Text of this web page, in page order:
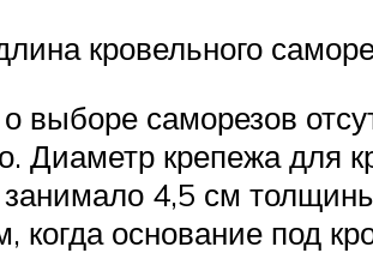
кровельного
выборе саморезов
Диаметр крепежа для
4,5 см
когда основание под